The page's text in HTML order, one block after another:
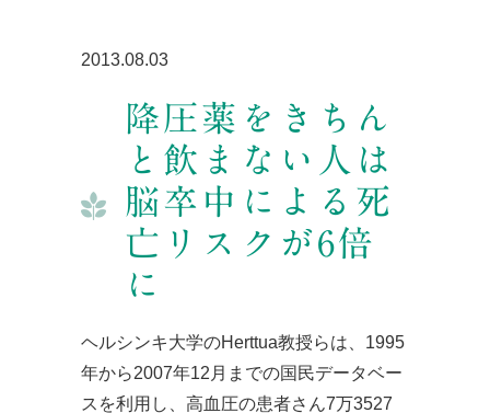
2013.08.03
降圧薬をきちん
と飲まない人は
脳卒中による死
亡リスクが6倍
に
ヘルシンキ大学のHerttua教授らは、1995
年から2007年12月までの国民データベー
スを利用し、高血圧の患者さん7万3527